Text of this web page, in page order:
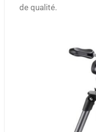
de qualité.